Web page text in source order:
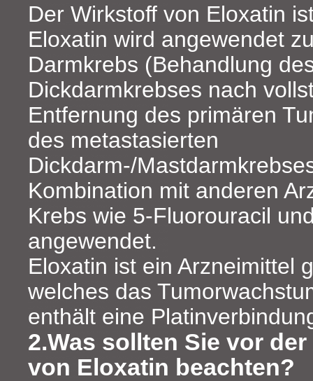
Der Wirkstoff von Eloxatin
Eloxatin wird angewendet
Darmkrebs (Behandlung
Dickdarmkrebses nach
Entfernung des primären
des metastasierten
Dickdarm-/
Kombination mit anderen
Krebs wie 5-Fluorouracil
angewendet.
Eloxatin ist ein Arzneimittel
welches das
enthält eine
2.Was sollten Sie vor
von Eloxatin beachten?